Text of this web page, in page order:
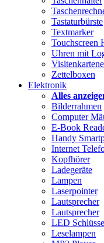
Tastaturbürste
Textmarker
Touchscreen
Uhren mit
Zettelboxen
Elektronik
Alles
Bilderrahmen
Computer
E-Book
Handy
Internet
Kopfhörer
Ladegeräte
Lampen
Laserpointer
Lautsprecher
Lautsprecher
LED
Leselampen